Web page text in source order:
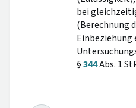
bei
(Berechnung
§344Abs. 1